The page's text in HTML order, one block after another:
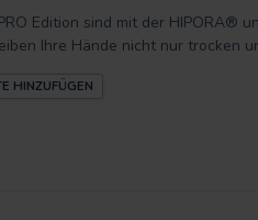
Edition sind mit der HIPORA®
Ihre Hände nicht nur trocken
HINZUFÜGEN